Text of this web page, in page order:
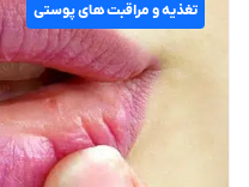
تغذیه و مراقبت های پوستی